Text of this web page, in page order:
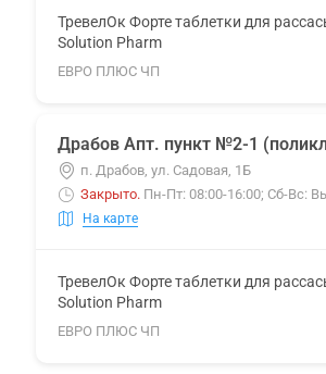
ТревелОк Форте таблетки для
Solution Pharm
ЕВРО ПЛЮС ЧП
Драбов Апт. пункт №2-1
п. Драбов, ул. Садовая, 1Б
Закрыто. Пн-Пт: 08:00-16:00; Сб-Вс:
На карте
ТревелОк Форте таблетки для
Solution Pharm
ЕВРО ПЛЮС ЧП